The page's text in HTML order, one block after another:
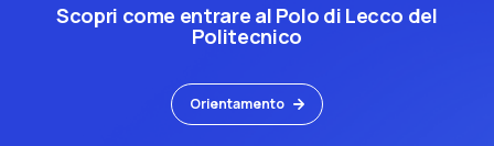
Scopri come entrare al Polo di Lecco del
Politecnico
Orientamento